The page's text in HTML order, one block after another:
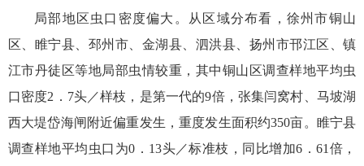
局部地区虫口密度偏大。从区域分布看，徐州市铜山
区、睢宁县、邳州市、金湖县、泗洪县、扬州市邗江区、镇
江市丹徒区等地局部虫情较重，其中铜山区调查样地平均虫
口密度2．7头／样枝，是第一代的9倍，张集闫窝村、马坡湖
西大堤岱海闸附近偏重发生，重度发生面积约350亩。睢宁县
调查样地平均虫口为0．13头／标准枝，同比增加6．61倍，